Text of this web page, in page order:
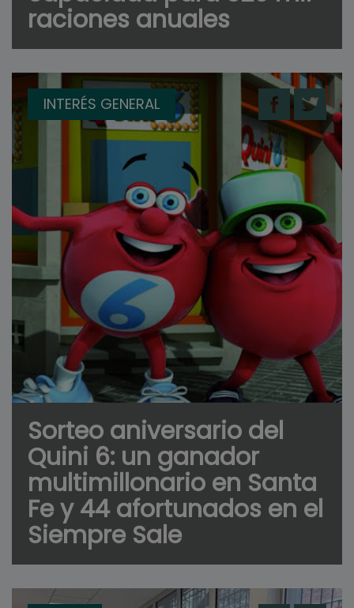
raciones anuales
INTERÉS GENERAL
Sorteo aniversario del
Quini 6: un ganador
multimillonario en Santa
Fe y 44 afortunados en el
Siempre Sale